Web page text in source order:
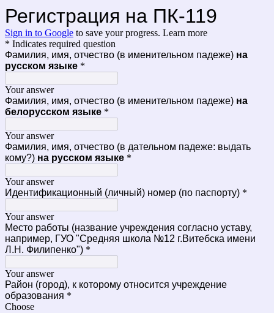
Регистрация на ПК-119
Sign in to Google to save your progress. Learn more
* Indicates required question
Фамилия, имя, отчество (в именительном падеже) на
русском языке *
Your answer
Фамилия, имя, отчество (в именительном падеже) на
белорусском языке *
Your answer
Фамилия, имя, отчество (в дательном падеже: выдать
кому?) на русском языке *
Your answer
Идентификационный (личный) номер (по паспорту) *
Your answer
Место работы (название учреждения согласно уставу,
например, ГУО "Средняя школа №12 г.Витебска имени
Л.Н. Филипенко") *
Your answer
Район (город), к которому относится учреждение
образования *
Choose